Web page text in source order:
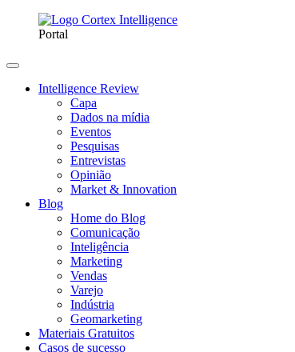
Portal
Intelligence Review
Capa
Dados na mídia
Eventos
Pesquisas
Entrevistas
Opinião
Market & Innovation
Blog
Home do Blog
Comunicação
Inteligência
Marketing
Vendas
Varejo
Indústria
Geomarketing
Materiais Gratuitos
Casos de sucesso